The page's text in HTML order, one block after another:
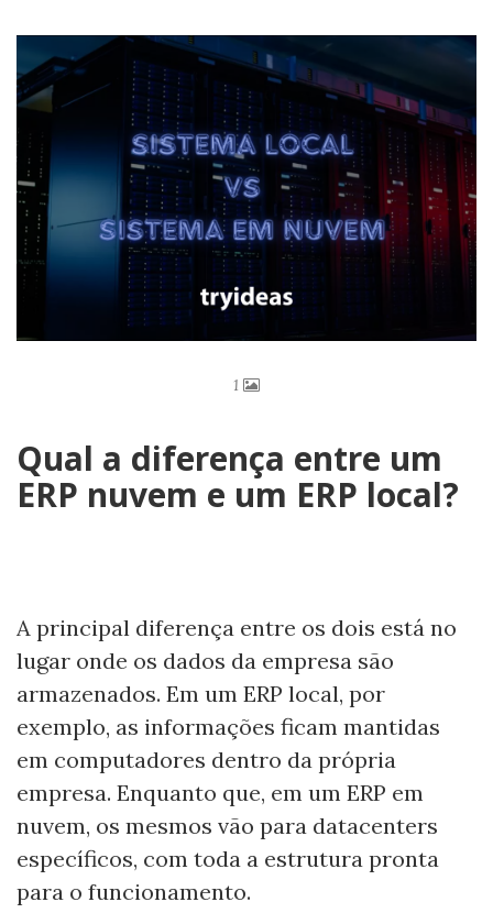
1
Qual a diferença entre um
ERP nuvem e um ERP local?
A principal diferença entre os dois está no
lugar onde os dados da empresa são
armazenados. Em um ERP local, por
exemplo, as informações ficam mantidas
em computadores dentro da própria
empresa. Enquanto que, em um ERP em
nuvem, os mesmos vão para datacenters
específicos, com toda a estrutura pronta
para o funcionamento.